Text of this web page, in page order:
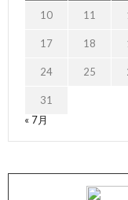
10 11
17 18
24 25
31
« 7月